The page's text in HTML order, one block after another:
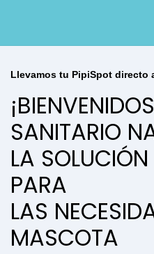
Llevamos tu PipiSpot directo
SANITARIO
LA SOLUCIÓN
PARA
LAS
MASCOTA